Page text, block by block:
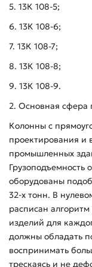
5. 13К 108-5;
6. 13К 108-6;
7. 13К 108-7;
8. 13К 108-8;
9. 13К 108-9.
2. Основная сфера
Колонны с
проектирования и
промышленных
Грузоподъемность
оборудованы
32-х тонн. В
расписан
изделий для
должны обладать
воспринимать
трескаясь и не